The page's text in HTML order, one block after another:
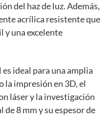
del haz de luz. Además,
acrílica resistente que
y una excelente
ideal para una amplia
la impresión en 3D, el
láser y la investigación
8 mm y su espesor de